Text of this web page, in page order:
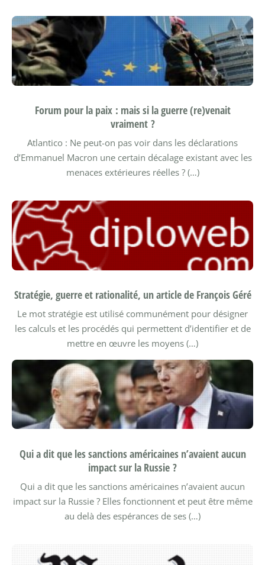
Forum pour la paix : mais si la guerre (re)venait
vraiment ?
Atlantico : Ne peut-on pas voir dans les déclarations
d’Emmanuel Macron une certain décalage existant avec les
menaces extérieures réelles ? (…)
Stratégie, guerre et rationalité, un article de François Géré
Le mot stratégie est utilisé communément pour désigner
les calculs et les procédés qui permettent d’identifier et de
mettre en œuvre les moyens (…)
Qui a dit que les sanctions américaines n’avaient aucun
impact sur la Russie ?
Qui a dit que les sanctions américaines n’avaient aucun
impact sur la Russie ? Elles fonctionnent et peut être même
au delà des espérances de ses (…)